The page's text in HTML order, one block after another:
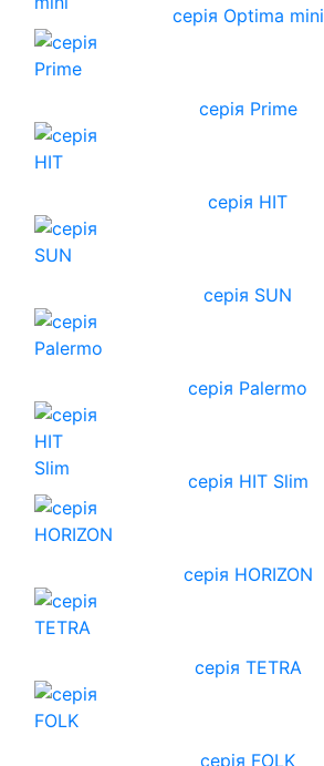
серія Optima mini
серія Prime
серія HIT
серія SUN
серія Palermo
серія HIT Slim
cерія HORIZON
серія TETRA
серія FOLK